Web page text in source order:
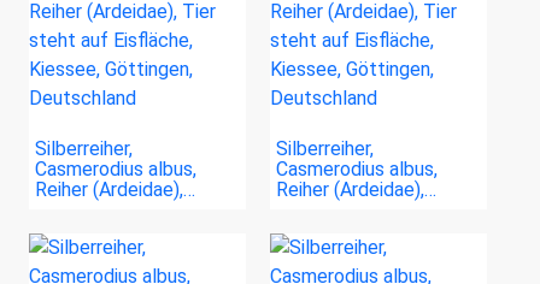
Silberreiher,
Casmerodius albus,
Reiher (Ardeidae),…
Silberreiher,
Casmerodius albus,
Reiher (Ardeidae),…